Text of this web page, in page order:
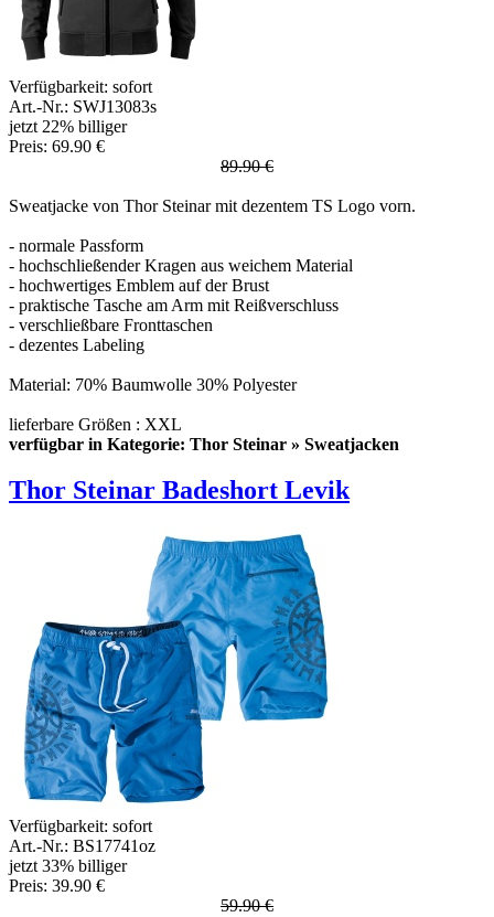
Verfügbarkeit: sofort
Art.-Nr.: SWJ13083s
jetzt 22% billiger
Preis: 69.90 €
89.90 €
Sweatjacke von Thor Steinar mit dezentem TS Logo vorn.
- normale Passform
- hochschließender Kragen aus weichem Material
- hochwertiges Emblem auf der Brust
- praktische Tasche am Arm mit Reißverschluss
- verschließbare Fronttaschen
- dezentes Labeling
Material: 70% Baumwolle 30% Polyester
lieferbare Größen : XXL
verfügbar in Kategorie: Thor Steinar » Sweatjacken
Thor Steinar Badeshort Levik
Verfügbarkeit: sofort
Art.-Nr.: BS17741oz
jetzt 33% billiger
Preis: 39.90 €
59.90 €